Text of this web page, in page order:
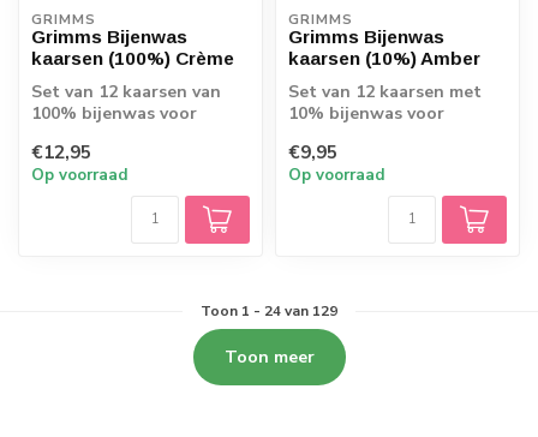
GRIMMS
Grimms Bijenwas
kaarsen (100%) Crème
Set van 12 kaarsen van
100% bijenwas voor
jaarring of spiraal...
€12,95
Op voorraad
GRIMMS
Grimms Bijenwas
kaarsen (10%) Amber
Set van 12 kaarsen met
10% bijenwas voor
verjaardagsring of s...
€9,95
Op voorraad
Toon 1 - 24van 129
Toon meer